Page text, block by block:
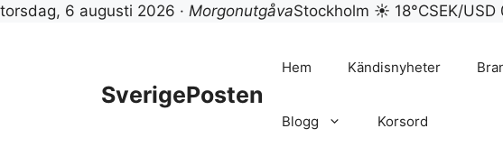
torsdag, 6 augusti 2026 · MorgonutgåvaStockholm ☀ 18°CSEK/USD
SverigePosten
Hem Kändisnyheter
Blogg Korsord